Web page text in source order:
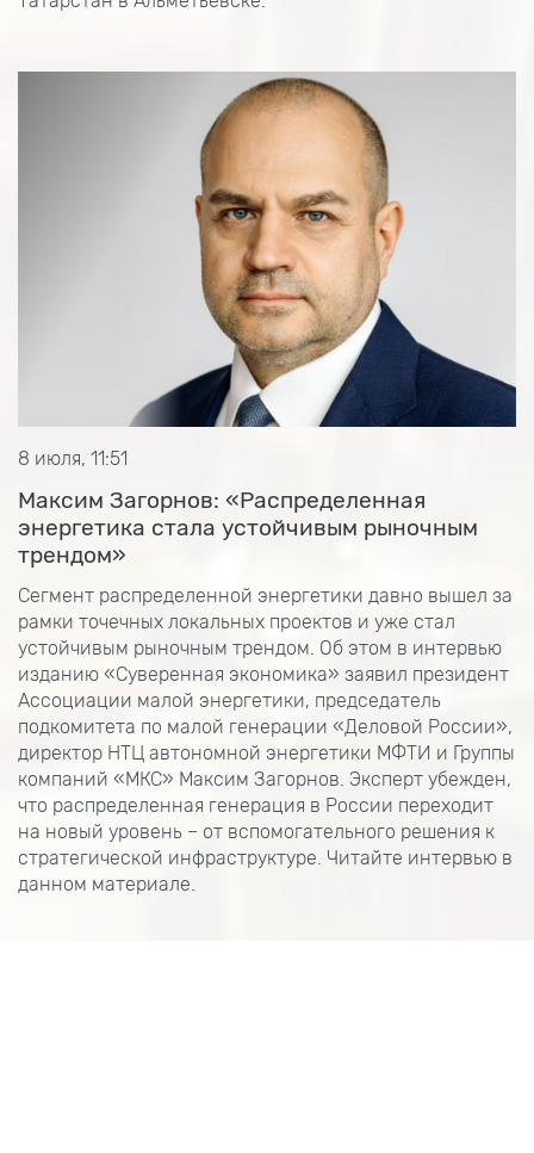
8 июля, 11:51
Максим Загорнов: «Распределенная
энергетика стала устойчивым рыночным
трендом»
Сегмент распределенной энергетики давно вышел за
рамки точечных локальных проектов и уже стал
устойчивым рыночным трендом. Об этом в интервью
изданию «Суверенная экономика» заявил президент
Ассоциации малой энергетики, председатель
подкомитета по малой генерации «Деловой России»,
директор НТЦ автономной энергетики МФТИ и Группы
компаний «МКС» Максим Загорнов. Эксперт убежден,
что распределенная генерация в России переходит
на новый уровень – от вспомогательного решения к
стратегической инфраструктуре. Читайте интервью в
данном материале.